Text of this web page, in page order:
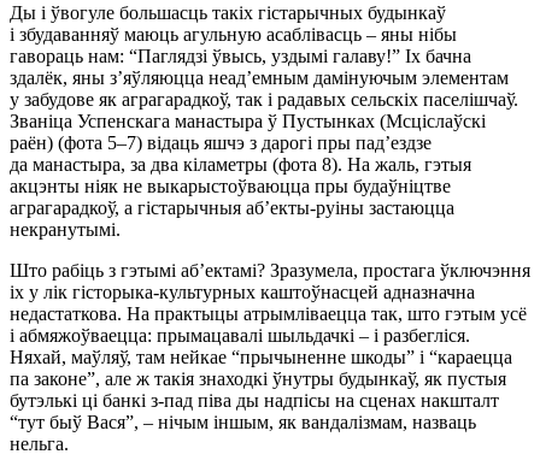
Ды і ўвогуле большасць такіх гістарычных будынкаў
і збудаванняў маюць агульную асаблівасць – яны нібы
гавораць нам: “Паглядзі ўвысь, уздымі галаву!” Іх бачна
здалёк, яны з’яўляюцца неад’емным дамінуючым элементам
у забудове як аграгарадкоў, так і радавых сельскіх паселішчаў.
Званіца Успенскага манастыра ў Пустынках (Мсціслаўскі
раён) (фота 5–7) відаць яшчэ з дарогі пры пад’ездзе
да манастыра, за два кіламетры (фота 8). На жаль, гэтыя
акцэнты ніяк не выкарыстоўваюцца пры будаўніцтве
аграгарадкоў, а гістарычныя аб’екты-руіны застаюцца
некранутымі.
Што рабіць з гэтымі аб’ектамі? Зразумела, простага ўключэння
іх у лік гісторыка-культурных каштоўнасцей адназначна
недастаткова. На практыцы атрымліваецца так, што гэтым усё
і абмяжоўваецца: прымацавалі шыльдачкі – і разбегліся.
Няхай, маўляў, там нейкае “прычыненне шкоды” і “караецца
па законе”, але ж такія знаходкі ўнутры будынкаў, як пустыя
бутэлькі ці банкі з-пад піва ды надпісы на сценах накшталт
“тут быў Вася”, – нічым іншым, як вандалізмам, назваць
нельга.